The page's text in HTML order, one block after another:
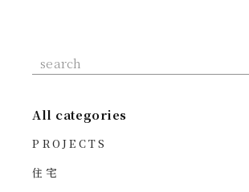
All categories
PROJECTS
住宅